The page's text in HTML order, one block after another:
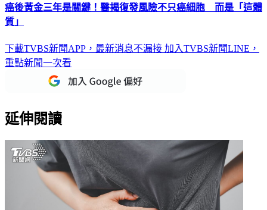
癌後黃金三年是關鍵！醫揭復發風險不只癌細胞 而是「這體
質」
下載TVBS新聞APP，最新消息不漏接 加入TVBS新聞LINE，
重點新聞一次看
延伸閱讀